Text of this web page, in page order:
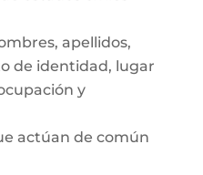
apellidos,
de identidad, lugar
y
actúan de común